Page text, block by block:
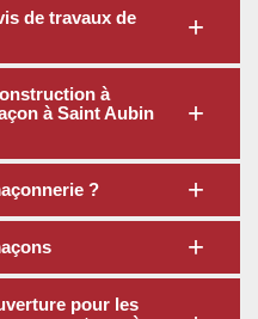
de travaux de
à
à Saint Aubin
?
pour les